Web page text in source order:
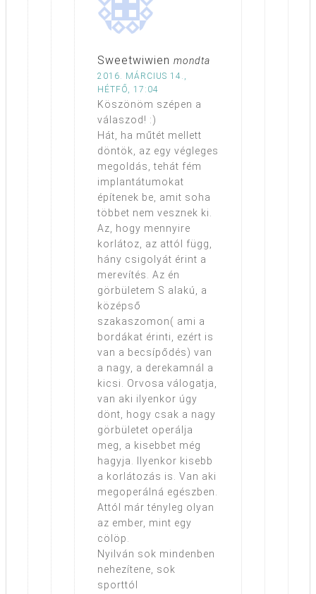
Sweetwiwien mondta
2016. MÁRCIUS 14.,
HÉTFŐ, 17:04
Köszönöm szépen a
válaszod! :)
Hát, ha műtét mellett
döntök, az egy végleges
megoldás, tehát fém
implantátumokat
építenek be, amit soha
többet nem vesznek ki.
Az, hogy mennyire
korlátoz, az attól függ,
hány csigolyát érint a
merevítés. Az én
görbületem S alakú, a
középső
szakaszomon( ami a
bordákat érinti, ezért is
van a becsípődés) van
a nagy, a derekamnál a
kicsi. Orvosa válogatja,
van aki ilyenkor úgy
dönt, hogy csak a nagy
görbületet operálja
meg, a kisebbet még
hagyja. Ilyenkor kisebb
a korlátozás is. Van aki
megoperálná egészben.
Attól már tényleg olyan
az ember, mint egy
cölöp.
Nyilván sok mindenben
nehezítene, sok
sporttól